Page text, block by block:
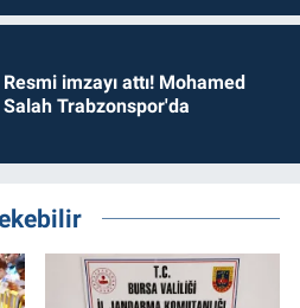
Resmi imzayı attı! Mohamed
Salah Trabzonspor'da